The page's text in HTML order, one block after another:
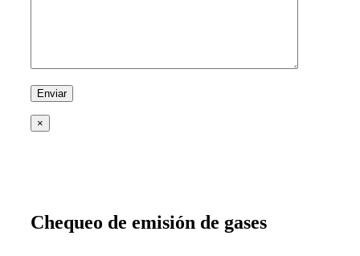
×
Chequeo de emisión de gases